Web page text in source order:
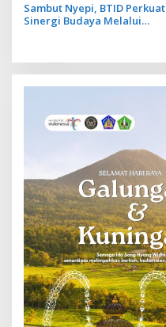
Sambut Nyepi, BTID Perkuat
Sinergi Budaya Melalui